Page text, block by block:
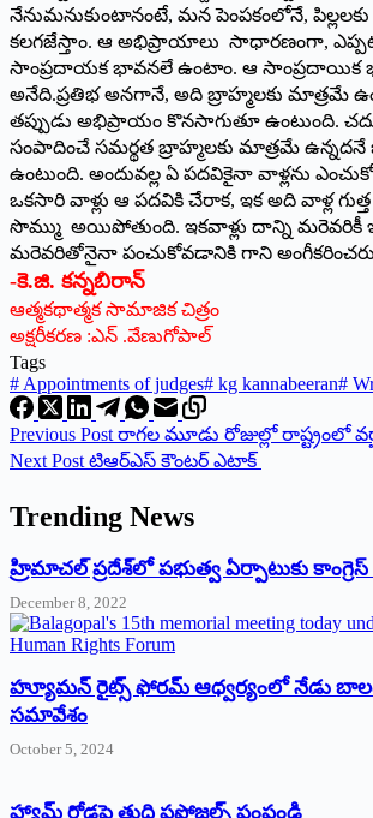
నేనుమనుకుంటానంటే, మన పెంపకంలోనే,
కలగజేస్తాం. ఆ అభిప్రాయాలు సాధారణంగా, ఎప్పటి
సాంప్రదాయక భావనలే ఉంటాం­. ఆ సాంప్రదాయిక
అనేది.ప్రతిభ అనగానే, అది బ్రాహ్మలకు మాత్రమే
తప్పుడు అభిప్రాయం కొనసాగుతూ ఉంటుంది.
సంపాదించే సమర్థత బ్రాహ్మలకు మాత్రమే
ఉంటుంది. అందువల్ల ఏ పదవికైనా వాళ్లను
ఒకసారి వాళ్లు ఆ పదవికి చేరాక, ఇక అది వాళ్ల గుత్త
సొమ్ము అయిపోతుంది. ఇకవాళ్లు దాన్ని మరెవరికీ
మరెవరితోనైనా పంచుకోవడానికి గాని
-కె.జి. కన్నబిరాన్‌
ఆత్మకథాత్మక సామాజిక చిత్రం
అక్షరీకరణ :ఎన్ .వేణుగోపాల్
Tags
# Appointments of judges# kg kannabeeran#
Previous Post రాగల మూడు రోజుల్లో రాష్ట్రంలో
Next Post టిఆర్‌ఎస్‌ ‌కౌంటర్‌ ఎటాక్‌ ‌
Trending News
‌హ్రిమాచల్‌ ‌ప్రదేశ్‌లో పభుత్వ ఏర్పాటుకు
December 8, 2022
హ్యూమన్‌ రైట్స్‌ ఫోరమ్‌ ఆధ్వర్యంలో నేడు
సమావేశం
October 5, 2024
హ్యామ్‌ రోడ్లపై తుది ప్రపోజల్స్‌ పంపండి